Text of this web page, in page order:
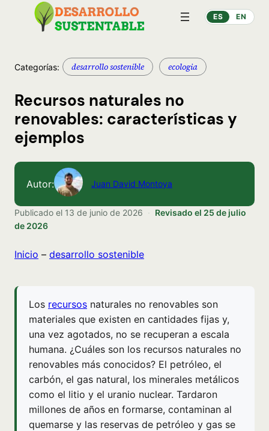
ES EN
Categorías: desarrollo sostenible ecologia
Recursos naturales no
renovables: características y
ejemplos
Autor: Juan David Montoya
Publicado el 13 de junio de 2026 · Revisado el 25 de julio
de 2026
Inicio – desarrollo sostenible
Los recursos naturales no renovables son
materiales que existen en cantidades fijas y,
una vez agotados, no se recuperan a escala
humana. ¿Cuáles son los recursos naturales no
renovables más conocidos? El petróleo, el
carbón, el gas natural, los minerales metálicos
como el litio y el uranio nuclear. Tardaron
millones de años en formarse, contaminan al
quemarse y las reservas de petróleo y gas se